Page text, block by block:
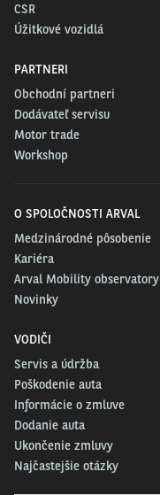
CSR
Úžitkové vozidlá
PARTNERI
Obchodní partneri
Dodávateľ servisu
Motor trade
Workshop
O SPOLOČNOSTI ARVAL
Medzinárodné pôsobenie
Kariéra
Arval Mobility observatory
Novinky
VODIČI
Servis a údržba
Poškodenie auta
Informácie o zmluve
Dodanie auta
Ukončenie zmluvy
Najčastejšie otázky